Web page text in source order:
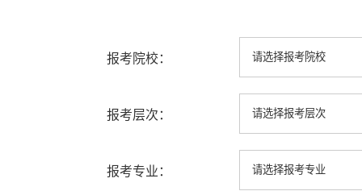
报考院校：
报考层次：
报考专业：